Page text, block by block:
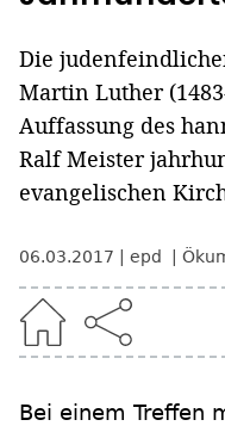
Die
Martin Luther
Auffassung des
Ralf Meister
evangelischen
06.03.2017 epd
Bei einem Treffen